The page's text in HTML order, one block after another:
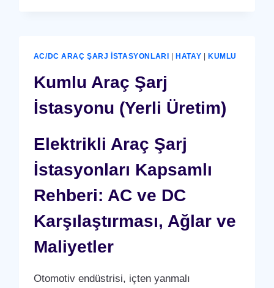
AC/DC ARAÇ ŞARJ İSTASYONLARI HATAY KUMLU
Kumlu Araç Şarj
İstasyonu (Yerli Üretim)
Elektrikli Araç Şarj
İstasyonları Kapsamlı
Rehberi: AC ve DC
Karşılaştırması, Ağlar ve
Maliyetler
Otomotiv endüstrisi, içten yanmalı